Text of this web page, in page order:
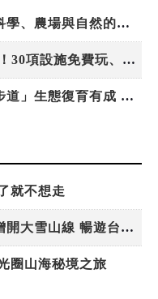
嘉義鹿草夏日探索趣！結合科學、農場與自然的親子小旅行
高雄最大親子遊樂園8/8開幕！30項設施免費玩、YOYO家族嗨翻暑假
虎頭埤森林秘境！「枯樹籬步道」生態復育有成 走進大自然生命教室
就不想走
台灣好行／新路線！下半年增開大雪山線 暢遊台中更便利
圈山海秘境之旅